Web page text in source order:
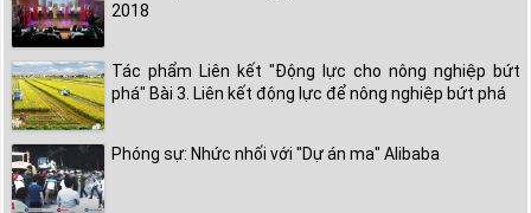
2018
Tác phẩm Liên kết "Động lực cho nông nghiệp bứt
phá" Bài 3. Liên kết động lực để nông nghiệp bứt phá
Phóng sự: Nhức nhối với "Dự án ma" Alibaba